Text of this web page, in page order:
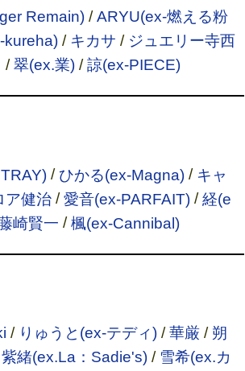
Remain)/ARYU(ex-燃える粉
kureha)/ キカサ / ジュエリー寺西
/翠(ex.業)/諒(ex-PIECE)
/ ひかる(ex-Magna)/ キャ
ア健治/愛音(ex-PARFAIT)/経(e
崎賢一 /楓(ex-Cannibal)
/ りゅうと(ex-テディ)/華厳/ 朔
紫緒(ex.La：Sadie's)/ 雪希(ex.カ